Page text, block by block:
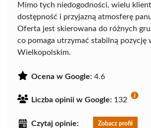
Mimo tych niedogodności, wielu
dostępność i przyjazną atmosferę
Oferta jest skierowana do różnych
co pomaga utrzymać stabilną pozycję
Wielkopolskim.
Ocena w Google: 4.6
Liczba opinii w Google: 132
Czytaj opinie: Zobacz profil